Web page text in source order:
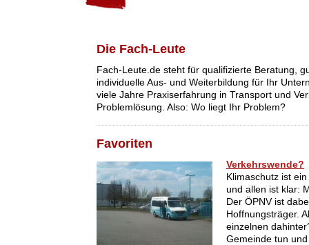
Die Fach-Leute
Fach-Leute.de steht für qualifizierte Beratung,
individuelle Aus- und Weiterbildung für Ihr
viele Jahre Praxiserfahrung in Transport und
Problemlösung. Also: Wo liegt Ihr Problem?
Favoriten
Verkehrswende?
Klimaschutz ist
und allen ist klar:
Der ÖPNV ist
Hoffnungsträger.
einzelnen
Gemeinde tun